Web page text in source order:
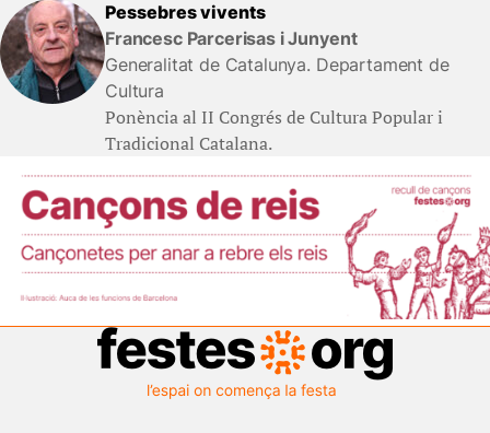
Pessebres vivents
Francesc Parcerisas i Junyent
Generalitat de Catalunya. Departament de
Cultura
Ponència al II Congrés de Cultura Popular i
Tradicional Catalana.